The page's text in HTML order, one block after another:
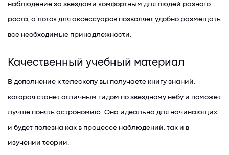
наблюдение за звёздами комфортным для людей разного
роста, а лоток для аксессуаров позволяет удобно размещать
все необходимые принадлежности.
Качественный учебный материал
В дополнение к телескопу вы получаете книгу знаний,
которая станет отличным гидом по звёздному небу и поможет
лучше понять астрономию. Она идеальна для начинающих
и будет полезна как в процессе наблюдений, так и в
изучении теории.